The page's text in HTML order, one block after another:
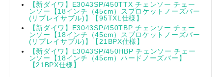
【新ダイワ】E3043SP/450TTX チェンソー チェー
ンソー【18インチ（45cm）スプロケットノーズバー
(リプレイサブル)】【95TXL仕様】
【新ダイワ】E3043SP/450TBP チェンソー チェー
ンソー【18インチ（45cm）スプロケットノーズバー
(リプレイサブル)】【21BPX仕様】
【新ダイワ】E3043SP/450HBP チェンソー チェー
ンソー【18インチ（45cm）ハードノーズバー】
【21BPX仕様】